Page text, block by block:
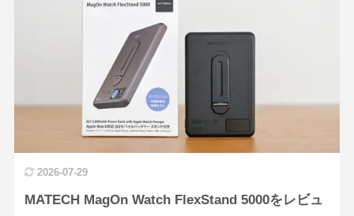
2026-07-29
MATECH MagOn Watch FlexStand 5000をレビュ